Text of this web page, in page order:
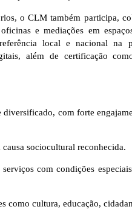
o CLM também participa,
e mediações em
local e nacional na
além de certificação
com forte
sociocultural reconhecida.
com condições
como cultura, educação,